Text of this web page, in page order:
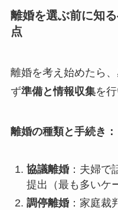
離婚を選ぶ前に知
点
離婚を考え始めたら
ず準備と情報収集を行
離婚の種類と手続き：
協議離婚：夫婦で
提出（最も多いケ
調停離婚：家庭裁